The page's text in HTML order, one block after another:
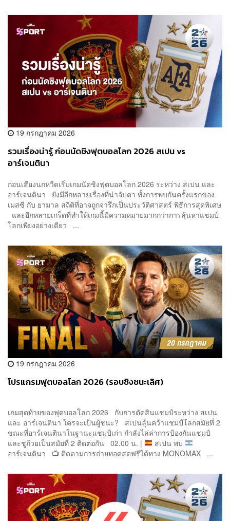
19 กรกฎาคม 2026
รวมเรื่องน่ารู้ ก่อนนัดชิงฟุตบอลโลก 2026 สเปน vs
อาร์เจนตินา
ก่อนเสียงนกหวีดเริ่มเกมนัดชิงฟุตบอลโลก 2026 ระหว่าง สเปน และ
อาร์เจนตินา ยังมีอีกหลายเรื่องที่น่าจับตา ทั้งการพบกันครั้งแรกของ
เมสซี กับ ยามาล สถิติที่อาจถูกจารึกเป็นประวัติศาสตร์ พิธีการสุดพิเศษ
และอีกหลายเกร็ดที่ทำให้เกมนี้มีความหมายมากกว่าการลุ้นหาแชมป์
โลกเพียงอย่างเดียว ...
19 กรกฎาคม 2026
โปรแกรมฟุตบอลโลก 2026 (รอบชิงชนะเลิศ)
เกมสุดท้ายของฟุตบอลโลก 2026 กับการตัดสินแชมป์ระหว่าง สเปน
และ อาร์เจนตินา ใครจะเป็นผู้ชนะ? สเปนลุ้นคว้าแชมป์โลกสมัยที่ 2
ขณะที่อาร์เจนตินาในฐานะแชมป์เก่า กำลังไล่ล่าการป้องกันแชมป์
และชูถ้วยเป็นสมัยที่ 2 ติดต่อกัน 02.00 น. |
สเปน พบ
อาร์เจนตินา 📺 ติดตามการถ่ายทอดสดฟรีได้ทาง MONOMAX ...